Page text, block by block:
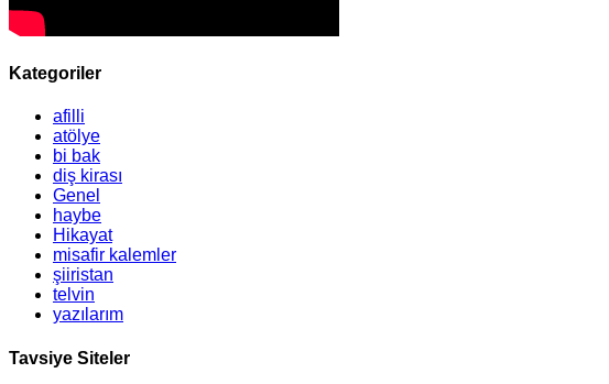
Kategoriler
afilli
atölye
bi bak
diş kirası
Genel
haybe
Hikayat
misafir kalemler
şiiristan
telvin
yazılarım
Tavsiye Siteler